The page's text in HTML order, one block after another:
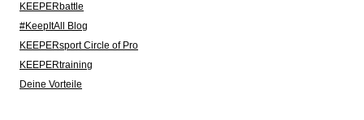
KEEPERbattle
#KeepItAll Blog
KEEPERsport Circle of Pro
KEEPERtraining
Deine Vorteile